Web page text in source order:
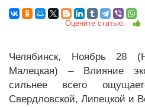
Оцените статью:
Челябинск, Ноябрь 28
Малецкая) – Влияние
сильнее всего
Свердловской, Липецкой и